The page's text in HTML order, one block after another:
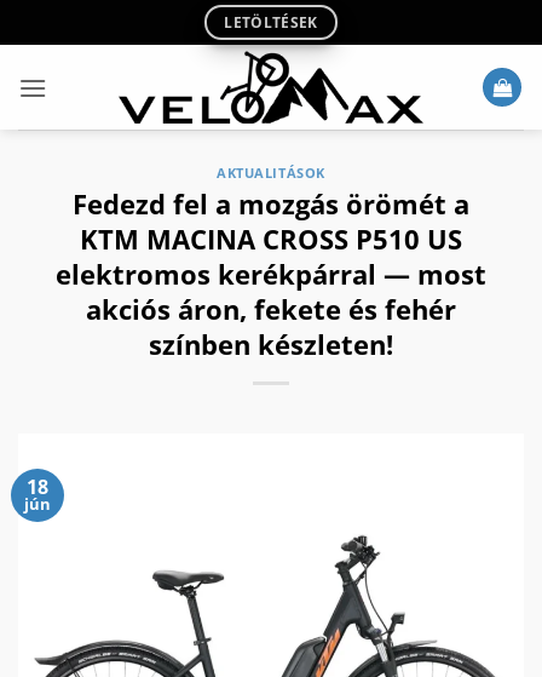
to
content
LETÖLTÉSEK
AKTUALITÁSOK
Fedezd fel a mozgás örömét a
KTM MACINA CROSS P510 US
elektromos kerékpárral — most
akciós áron, fekete és fehér
színben készleten!
18
jún